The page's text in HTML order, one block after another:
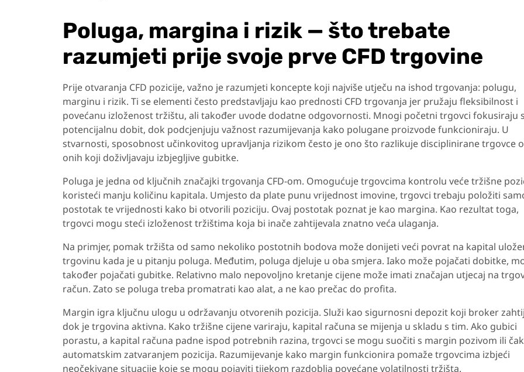
Poluga, margina i rizik — što trebate
razumjeti prije svoje prve CFD trgovine
Prije otvaranja CFD pozicije, važno je razumjeti koncepte koji najviše utječu na ishod trgovanja: polugu,
marginu i rizik. Ti se elementi često predstavljaju kao prednosti CFD trgovanja jer pružaju fleksibilnost i
povećanu izloženost tržištu, ali također uvode dodatne odgovornosti. Mnogi početni trgovci fokusiraju
potencijalnu dobit, dok podcjenjuju važnost razumijevanja kako polugane proizvode funkcioniraju. U
stvarnosti, sposobnost učinkovitog upravljanja rizikom često je ono što razlikuje disciplinirane trgovce
onih koji doživljavaju izbjegljive gubitke.
Poluga je jedna od ključnih značajki trgovanja CFD-om. Omogućuje trgovcima kontrolu veće tržišne
koristeći manju količinu kapitala. Umjesto da plate punu vrijednost imovine, trgovci trebaju položiti
postotak te vrijednosti kako bi otvorili poziciju. Ovaj postotak poznat je kao margina. Kao rezultat toga,
trgovci mogu steći izloženost tržištima koja bi inače zahtijevala znatno veća ulaganja.
Na primjer, pomak tržišta od samo nekoliko postotnih bodova može donijeti veći povrat na kapital
trgovinu kada je u pitanju poluga. Međutim, poluga djeluje u oba smjera. Iako može pojačati dobitke,
također pojačati gubitke. Relativno malo nepovoljno kretanje cijene može imati značajan utjecaj na
račun. Zato se poluga treba promatrati kao alat, a ne kao prečac do profita.
Margin igra ključnu ulogu u održavanju otvorenih pozicija. Služi kao sigurnosni depozit koji broker
dok je trgovina aktivna. Kako tržišne cijene variraju, kapital računa se mijenja u skladu s tim. Ako gubici
porastu, a kapital računa padne ispod potrebnih razina, trgovci se mogu suočiti s margin pozivom ili čak
automatskim zatvaranjem pozicija. Razumijevanje kako margin funkcionira pomaže trgovcima izbjeći
neočekivane situacije koje se mogu pojaviti tijekom razdoblja povećane volatilnosti tržišta.